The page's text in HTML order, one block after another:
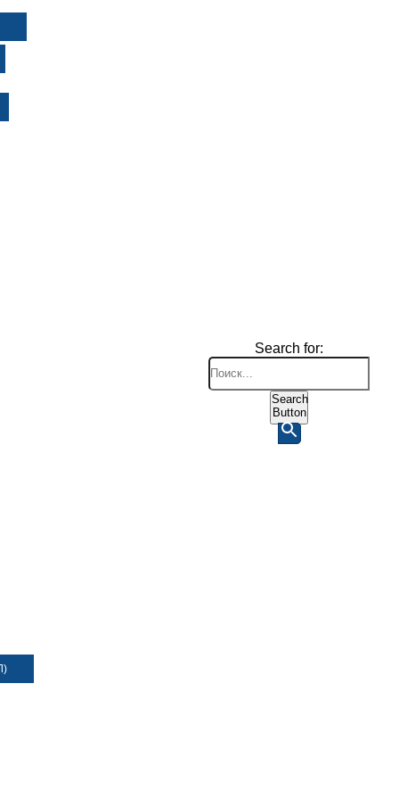
Search for:
Search
Button